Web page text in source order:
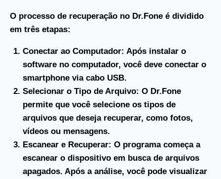
O processo de recuperação no Dr.Fone é dividido
em três etapas:
Conectar ao Computador: Após instalar o
software no computador, você deve conectar o
smartphone via cabo USB.
Selecionar o Tipo de Arquivo: O Dr.Fone
permite que você selecione os tipos de
arquivos que deseja recuperar, como fotos,
vídeos ou mensagens.
Escanear e Recuperar: O programa começa a
escanear o dispositivo em busca de arquivos
apagados. Após a análise, você pode visualizar